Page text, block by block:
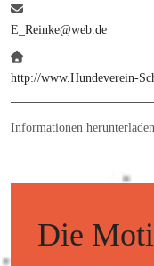
E-Mail:
E_Reinke@web.de
Website:
http://www.Hundeverein-
Informationen
Die